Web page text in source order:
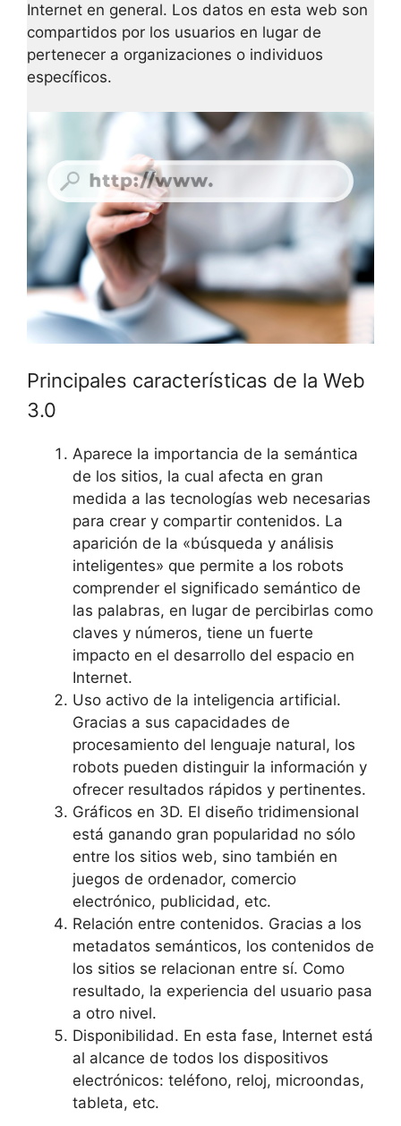
Internet en general. Los datos en esta web son
compartidos por los usuarios en lugar de
pertenecer a organizaciones o individuos
específicos.
Principales características de la Web
3.0
Aparece la importancia de la semántica
de los sitios, la cual afecta en gran
medida a las tecnologías web necesarias
para crear y compartir contenidos. La
aparición de la «búsqueda y análisis
inteligentes» que permite a los robots
comprender el significado semántico de
las palabras, en lugar de percibirlas como
claves y números, tiene un fuerte
impacto en el desarrollo del espacio en
Internet.
Uso activo de la inteligencia artificial.
Gracias a sus capacidades de
procesamiento del lenguaje natural, los
robots pueden distinguir la información y
ofrecer resultados rápidos y pertinentes.
Gráficos en 3D. El diseño tridimensional
está ganando gran popularidad no sólo
entre los sitios web, sino también en
juegos de ordenador, comercio
electrónico, publicidad, etc.
Relación entre contenidos. Gracias a los
metadatos semánticos, los contenidos de
los sitios se relacionan entre sí. Como
resultado, la experiencia del usuario pasa
a otro nivel.
Disponibilidad. En esta fase, Internet está
al alcance de todos los dispositivos
electrónicos: teléfono, reloj, microondas,
tableta, etc.